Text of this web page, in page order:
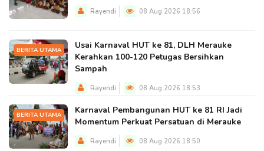
Rayendi 08 Aug 2026 18:56
BERITA UTAMA
Usai Karnaval HUT ke 81, DLH Merauke
Kerahkan 100-120 Petugas Bersihkan
Sampah
Rayendi 08 Aug 2026 18:53
BERITA UTAMA
Karnaval Pembangunan HUT ke 81 RI Jadi
Momentum Perkuat Persatuan di Merauke
Rayendi 08 Aug 2026 18:50